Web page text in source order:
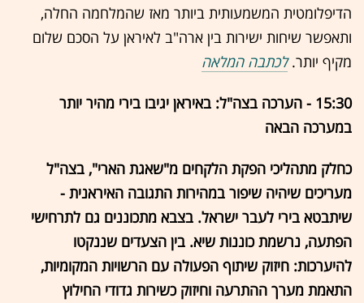
הדיפלומטית המשמעותית ביותר מאז שהמלחמה החלה,
ותאפשר שיחות ישירות בין ארה"ב לאיראן על הסכם שלום
מקיף יותר.לכתבה המלאה
15:30 - הערכה בצה"ל: באיראן יגיבו בירי מהיר יותר
במערכה הבאה
כחלק מתהליכי הפקת הלקחים מ"שאגת הארי", בצה"ל
מעריכים שיהיה שיפור במהירות התגובה האיראנית -
שיתבטא בירי לעבר ישראל. בצבא מתכוננים גם לתרחישי
הפתעה, נרשמת כוננות שיא. בין הצעדים שננקטו
להיערכות: חיזוק שיתוף הפעולה עם הרשויות המקומיות,
התאמת מערך ההתרעה וחיזוק כשירות גדודי החילוץ